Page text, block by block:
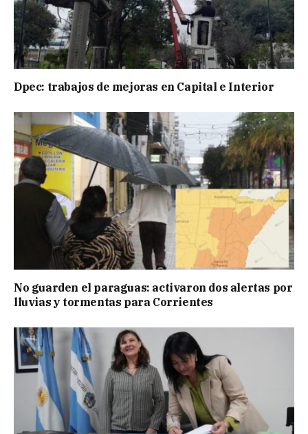
Dpec: trabajos de mejoras en Capital e Interior
No guarden el paraguas: activaron dos alertas por
lluvias y tormentas para Corrientes